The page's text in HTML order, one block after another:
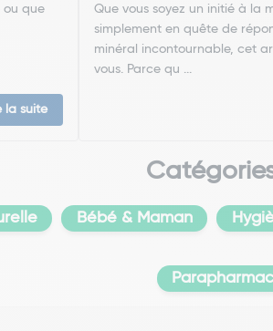
ou que
la suite
Que vous soyez un initié à la
simplement en quête de
minéral incontournable, cet
vous. Parce qu ...
Bébé & Maman